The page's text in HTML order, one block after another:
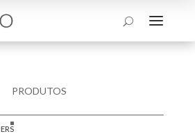
U a
PRODUTOS